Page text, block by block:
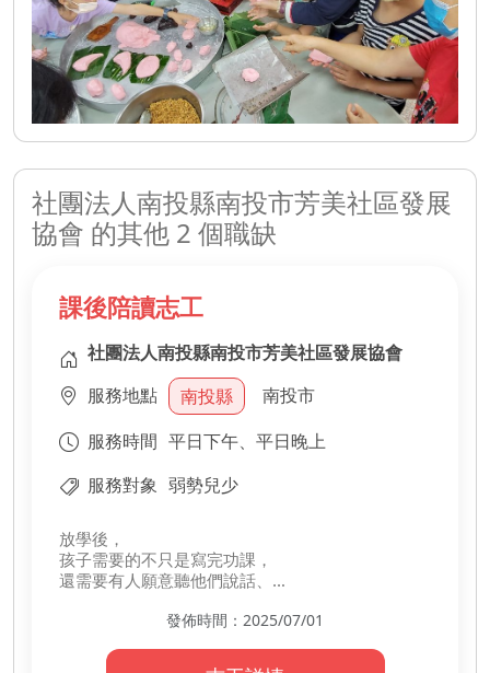
社團法人南投縣南投市芳美社區發展
協會 的其他 2 個職缺
課後陪讀志工
社團法人南投縣南投市芳美社區發展協會
服務地點
南投縣
南投市
服務時間 平日下午、平日晚上
服務對象 弱勢兒少
放學後，
孩子需要的不只是寫完功課，
還需要有人願意聽他們說話、
陪他們做作業，
發佈時間：2025/07/01